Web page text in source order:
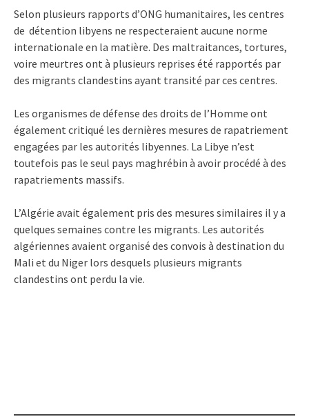
Selon plusieurs rapports d’ONG humanitaires, les centres
de détention libyens ne respecteraient aucune norme
internationale en la matière. Des maltraitances, tortures,
voire meurtres ont à plusieurs reprises été rapportés par
des migrants clandestins ayant transité par ces centres.
Les organismes de défense des droits de l’Homme ont
également critiqué les dernières mesures de rapatriement
engagées par les autorités libyennes. La Libye n’est
toutefois pas le seul pays maghrébin à avoir procédé à des
rapatriements massifs.
L’Algérie avait également pris des mesures similaires il y a
quelques semaines contre les migrants. Les autorités
algériennes avaient organisé des convois à destination du
Mali et du Niger lors desquels plusieurs migrants
clandestins ont perdu la vie.